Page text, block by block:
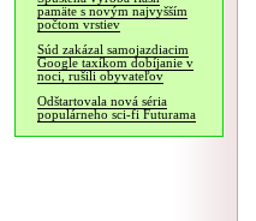
pamäte s novým najvyšším
počtom vrstiev
Súd zakázal samojazdiacim
Google taxíkom dobíjanie v
noci, rušili obyvateľov
Odštartovala nová séria
populárneho sci-fi Futurama